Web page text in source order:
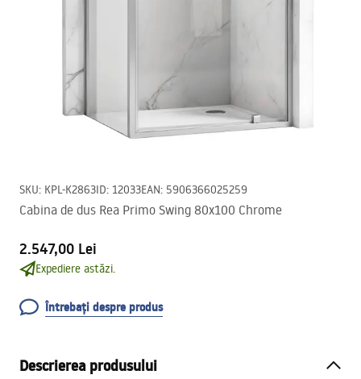
SKU: KPL-K2863ID: 12033EAN: 5906366025259
Cabina de dus Rea Primo Swing 80x100 Chrome
2.547,00 Lei
Expediere astăzi.
Întrebați despre produs
Descrierea produsului